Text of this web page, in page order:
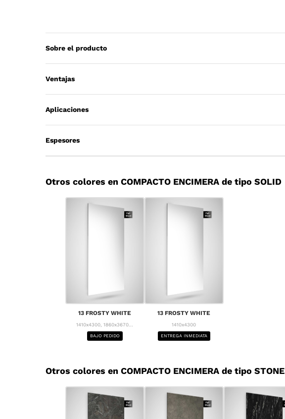
Sobre el producto
Ventajas
Aplicaciones
Espesores
Otros colores en COMPACTO ENCIMERA de tipo SOLID
13 FROSTY WHITE
1410x4300, 1860x3670...
BAJO PEDIDO
13 FROSTY WHITE
1410x4300
ENTREGA INMEDIATA
Otros colores en COMPACTO ENCIMERA de tipo STONE